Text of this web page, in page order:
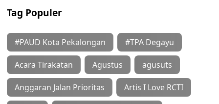
Tag Populer
#PAUD Kota Pekalongan #TPA Degayu
Acara Tirakatan Agustus agusuts
Anggaran Jalan Prioritas Artis I Love RCTI